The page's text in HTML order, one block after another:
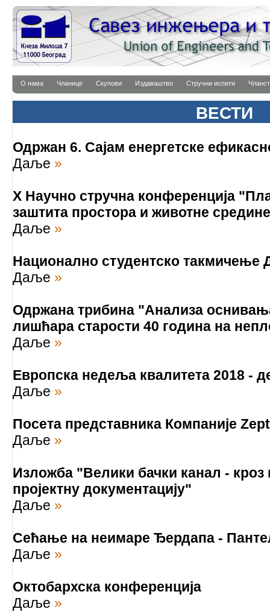
О нама Чланице Скупови Издаваштво Стручни испити
ВЕСТИ
Одржан 6. Сајам енергетске
Даље »
X Научно стручна конференција
заштита простора и животне
Даље »
Национално студентско такмичење
Даље »
Одржана трибина "Анализа
лишћара старости 40 година на
Даље »
Европска недеља квалитета 2018 -
Даље »
Посета представника Компаније
Даље »
Изложба "Велики бачки канал - кроз
пројектну документацију"
Даље »
Сећање на неимаре Ђердапа -
Даље »
Oктобархска конференција
Даље »